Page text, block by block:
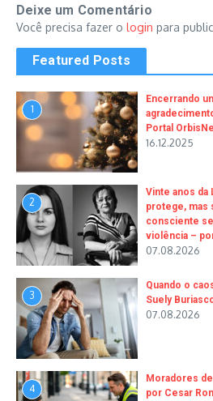
Deixe um Comentário
Você precisa fazer o login para
Featured Posts
1
Encerrando
Portal
16.12.2025
2
Vinte anos da
protege, mas
consciente
violência –
07.08.2026
3
Quando o
Suely
07.08.2026
4
Moradores
por Cesar